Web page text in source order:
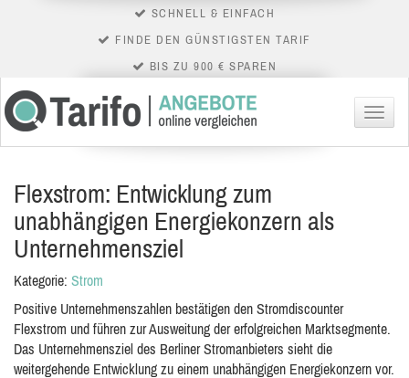
SCHNELL & EINFACH
FINDE DEN GÜNSTIGSTEN TARIF
BIS ZU 900 € SPAREN
Menü
Flexstrom: Entwicklung zum
unabhängigen Energiekonzern als
Unternehmensziel
Kategorie: Strom
Positive Unternehmenszahlen bestätigen den Stromdiscounter
Flexstrom und führen zur Ausweitung der erfolgreichen Marktsegmente.
Das Unternehmensziel des Berliner Stromanbieters sieht die
weitergehende Entwicklung zu einem unabhängigen Energiekonzern vor.